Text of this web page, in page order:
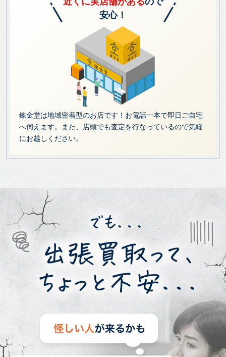
安心！
錬金堂は地域密着型のお店です！お電話一本で即日ご自宅
へ伺えます。また、店頭でも査定を行なっているので気軽
にお越しください。